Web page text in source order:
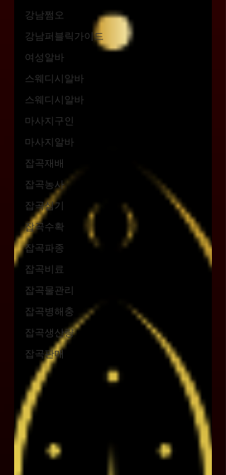
강남쩜오
강남퍼블릭가이드
여성알바
스웨디시알바
스웨디시알바
마사지구인
마사지알바
잡곡재배
잡곡농사
잡곡심기
잡곡수확
잡곡파종
잡곡비료
잡곡물관리
잡곡병해충
잡곡생산량
잡곡판매